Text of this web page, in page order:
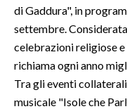
di Gaddura", in
settembre.
celebrazioni religiose
richiama ogni anno
Tra gli eventi
musicale "Isole che